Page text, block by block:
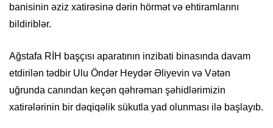
banisinin əziz xatirəsinə dərin hörmət və ehtiramlarını
bildiriblər.
Ağstafa RİH başçısı aparatının inzibati binasında davam
etdirilən tədbir Ulu Öndər Heydər Əliyevin və Vətən
uğrunda canından keçən qəhrəman şəhidlərimizin
xatirələrinin bir dəqiqəlik sükutla yad olunması ilə başlayıb.